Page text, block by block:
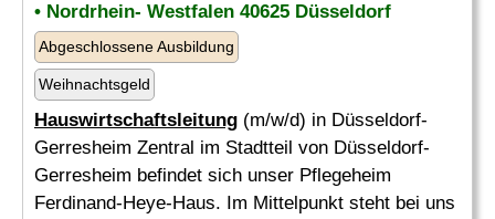
• Nordrhein- Westfalen 40625 Düsseldorf
Abgeschlossene Ausbildung
Weihnachtsgeld
Hauswirtschaftsleitung (m/w/d) in Düsseldorf-
Gerresheim Zentral im Stadtteil von Düsseldorf-
Gerresheim befindet sich unser Pflegeheim
Ferdinand-Heye-Haus. Im Mittelpunkt steht bei uns